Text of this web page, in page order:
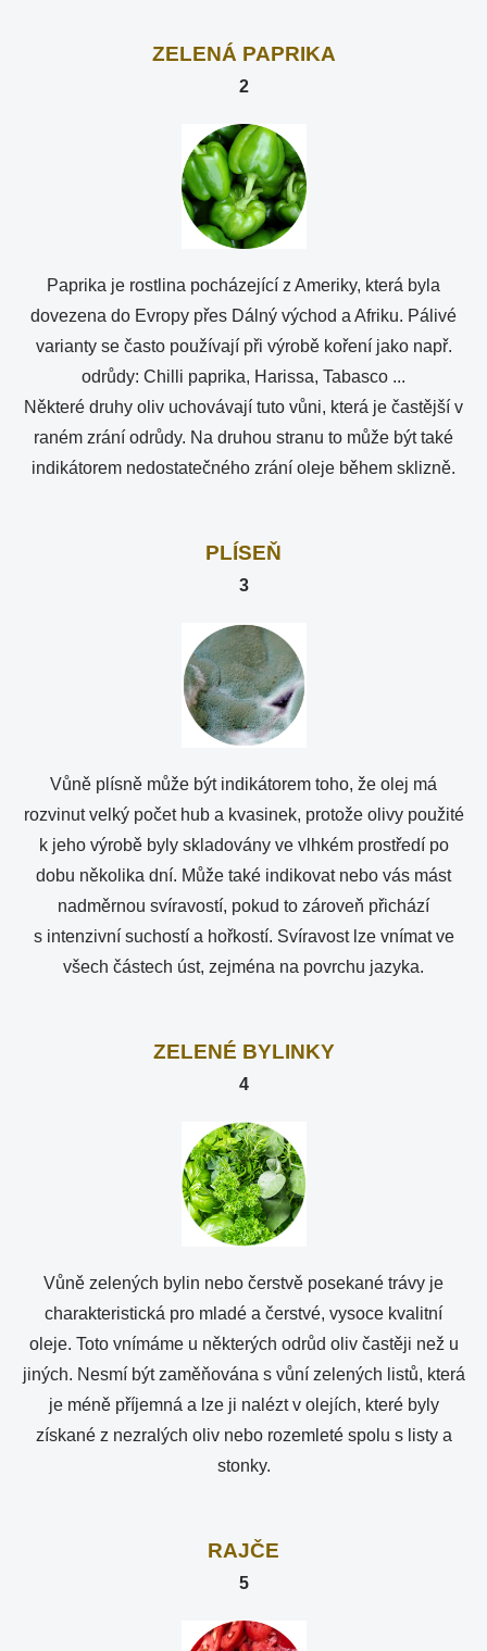
ZELENÁ PAPRIKA
2
Paprika je rostlina pocházející z Ameriky, která byla
dovezena do Evropy přes Dálný východ a Afriku. Pálivé
varianty se často používají při výrobě koření jako např.
odrůdy: Chilli paprika, Harissa, Tabasco ...
Některé druhy oliv uchovávají tuto vůni, která je častější v
raném zrání odrůdy. Na druhou stranu to může být také
indikátorem nedostatečného zrání oleje během sklizně.
PLÍSEŇ
3
Vůně plísně může být indikátorem toho, že olej má
rozvinut velký počet hub a kvasinek, protože olivy použité
k jeho výrobě byly skladovány ve vlhkém prostředí po
dobu několika dní. Může také indikovat nebo vás mást
nadměrnou svíravostí, pokud to zároveň přichází
s intenzivní suchostí a hořkostí. Svíravost lze vnímat ve
všech částech úst, zejména na povrchu jazyka.
ZELENÉ BYLINKY
4
Vůně zelených bylin nebo čerstvě posekané trávy je
charakteristická pro mladé a čerstvé, vysoce kvalitní
oleje. Toto vnímáme u některých odrůd oliv častěji než u
jiných. Nesmí být zaměňována s vůní zelených listů, která
je méně příjemná a lze ji nalézt v olejích, které byly
získané z nezralých oliv nebo rozemleté ​​spolu s listy a
stonky.
RAJČE
5